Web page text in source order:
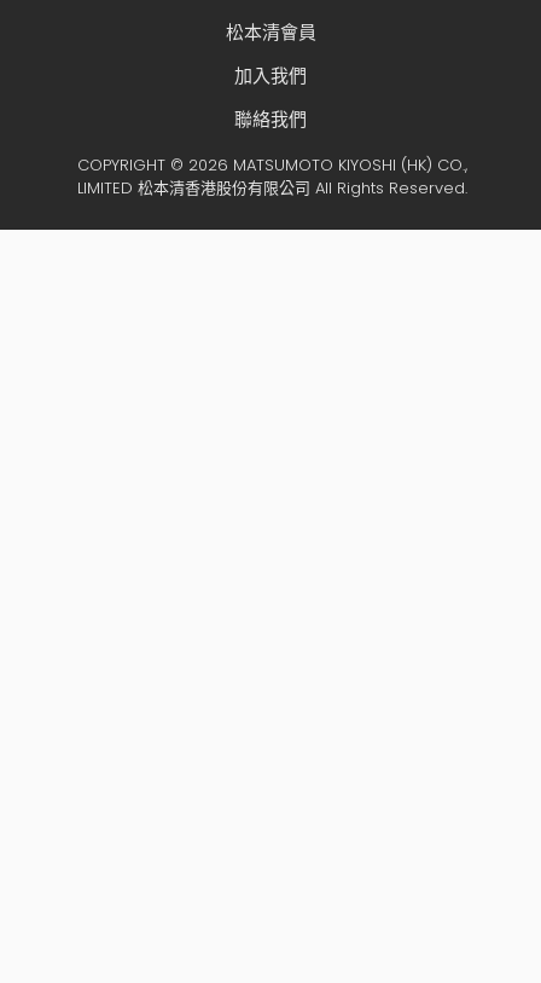
松本清會員
加入我們
聯絡我們
COPYRIGHT © 2026 MATSUMOTO KIYOSHI (HK) CO.,
LIMITED 松本清香港股份有限公司 All Rights Reserved.